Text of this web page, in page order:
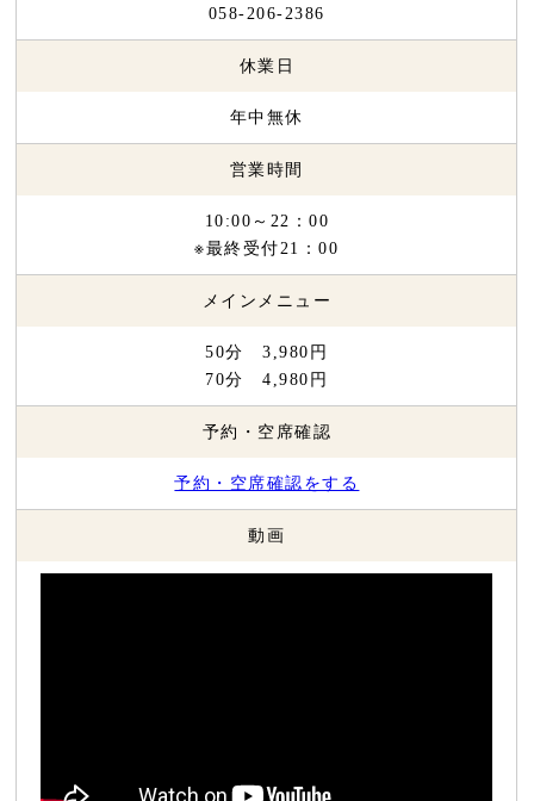
058-206-2386
休業日
年中無休
営業時間
10:00～22：00
※最終受付21：00
メインメニュー
50分 3,980円
70分 4,980円
予約・空席確認
予約・空席確認をする
動画